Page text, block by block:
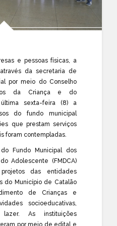
e pessoas físicas, a
da secretaria de
por meio do Conselho
da Criança e do
sexta-feira (8) a
do fundo municipal
que prestam serviços
foram contempladas.
Fundo Municipal dos
Adolescente (FMDCA)
das entidades
do Município de Catalão
de Crianças e
socioeducativas,
As instituições
por meio de edital e